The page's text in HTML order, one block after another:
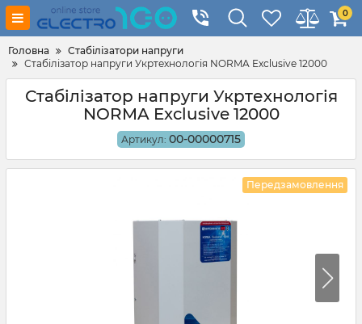
0
Головна
Стабілізатори напруги
Стабілізатор напруги Укртехнологія NORMA Exclusive 12000
Стабілізатор напруги Укртехнологія
NORMA Exclusive 12000
Артикул: 00-00000715
Передзамовлення